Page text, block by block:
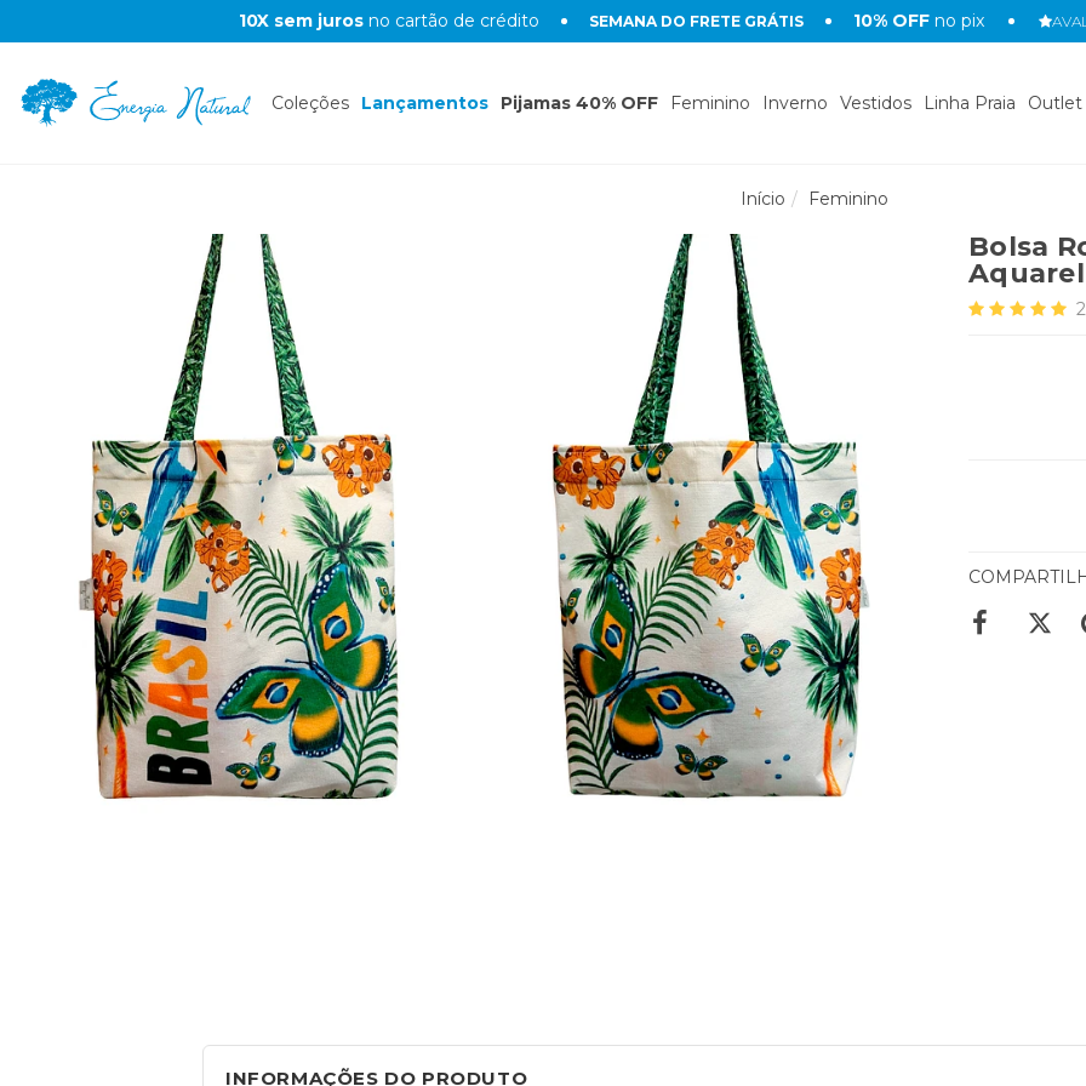
10X sem jurosno cartão de crédito SEMANA DO FRETE GRÁTIS 10% OFF no pix
Coleções Lançamentos Pijamas 40% OFF Feminino Inverno Vestidos Linha Praia Outlet
Início Feminino
Bolsa
2
INFORMAÇÕES DO PRODUTO